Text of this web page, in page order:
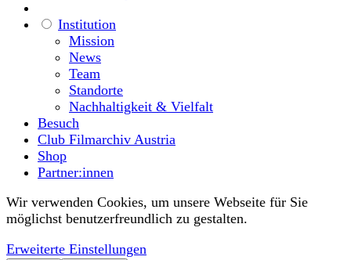
Institution
Mission
News
Team
Standorte
Nachhaltigkeit & Vielfalt
Besuch
Club Filmarchiv Austria
Shop
Partner:innen
Wir verwenden Cookies, um unsere Webseite für Sie
möglichst benutzerfreundlich zu gestalten.
Erweiterte Einstellungen